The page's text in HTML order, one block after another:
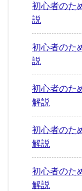
初心者の
説
初心者の
説
初心者の
解説
初心者の
解説
初心者の
解説